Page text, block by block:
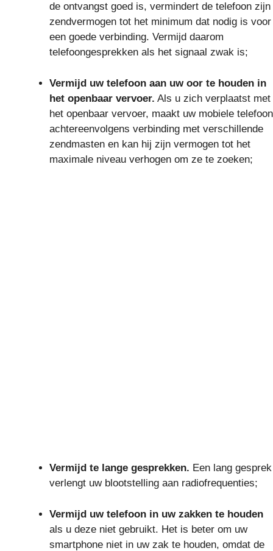
de ontvangst goed is, vermindert de telefoon zijn
zendvermogen tot het minimum dat nodig is voor
een goede verbinding. Vermijd daarom
telefoongesprekken als het signaal zwak is;
Vermijd uw telefoon aan uw oor te houden in
het openbaar vervoer. Als u zich verplaatst met
het openbaar vervoer, maakt uw mobiele telefoon
achtereenvolgens verbinding met verschillende
zendmasten en kan hij zijn vermogen tot het
maximale niveau verhogen om ze te zoeken;
Vermijd te lange gesprekken. Een lang gesprek
verlengt uw blootstelling aan radiofrequenties;
Vermijd uw telefoon in uw zakken te houden
als u deze niet gebruikt. Het is beter om uw
smartphone niet in uw zak te houden, omdat de